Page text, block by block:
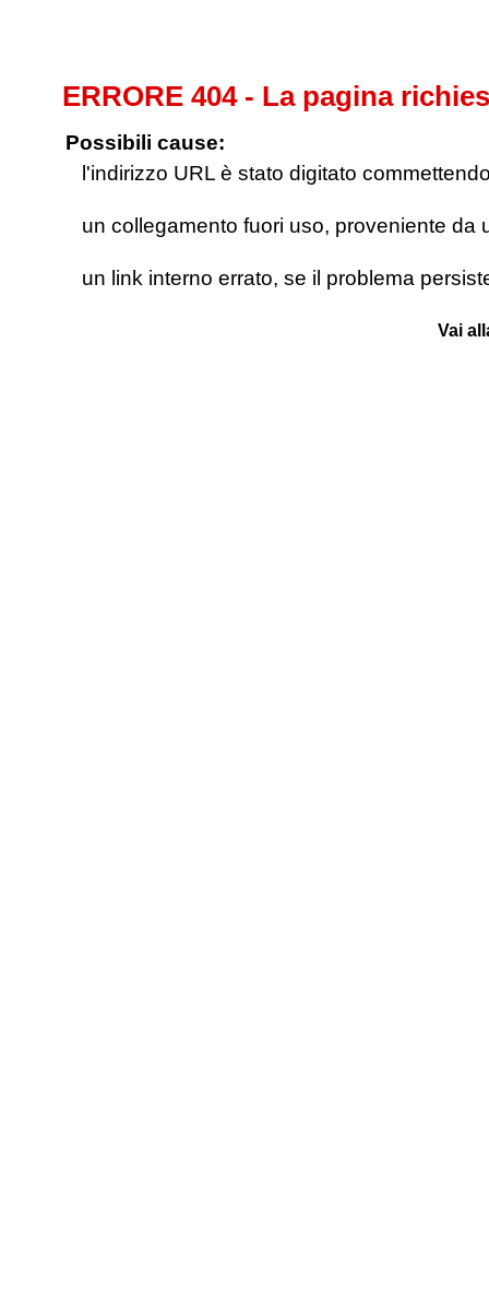
ERRORE 404 - La pagina
Possibili cause:
l'indirizzo URL è stato digitato
un collegamento fuori uso, proveniente da
un link interno errato, se il problema
Vai